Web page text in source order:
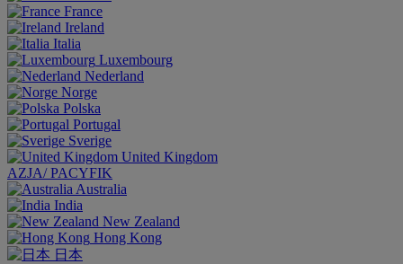
France
Ireland
Italia
Luxembourg
Nederland
Norge
Polska
Portugal
Sverige
United Kingdom
AZJA/ PACYFIK
Australia
India
New Zealand
Hong Kong
日本